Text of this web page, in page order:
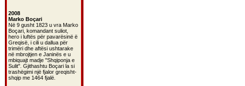
2008
Marko Boçari
Në 9 gusht 1823 u vra Marko
Boçari, komandant suliot,
hero i luftës për pavarësinë ë
Greqisë, i cili u dallua për
trimëri dhe aftësi ushtarake
në mbrojtjen e Janinës e u
mbiquajt madje "Shqiponja e
Sulit". Gjithashtu Boçari la si
trashëgimi një fjalor greqisht-
shqip me 1464 fjalë.